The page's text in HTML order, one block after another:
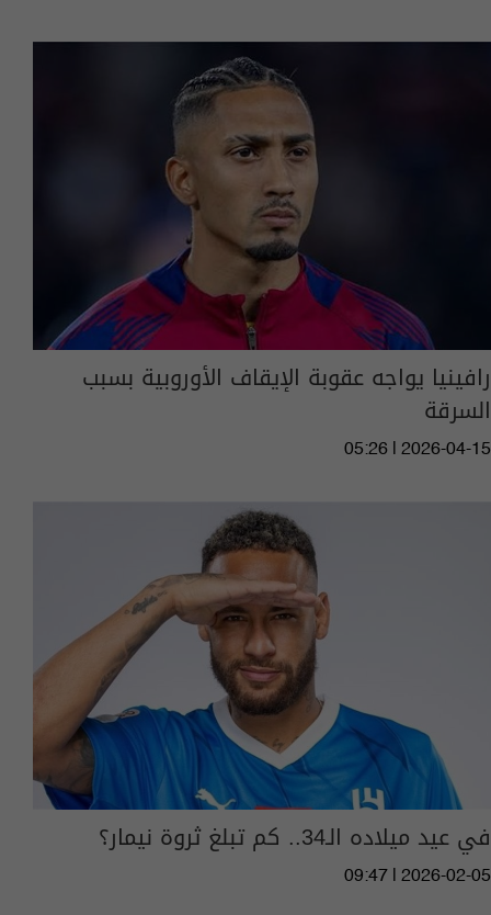
رافينيا يواجه عقوبة الإيقاف الأوروبية بسبب
السرقة
05:26 | 2026-04-15
في عيد ميلاده الـ34.. كم تبلغ ثروة نيمار؟
09:47 | 2026-02-05